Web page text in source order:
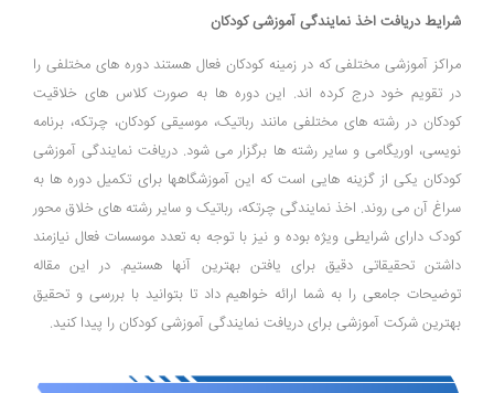
شرایط دریافت اخذ نمایندگی آموزشی کودکان
مراکز آموزشی مختلفی که در زمینه کودکان فعال هستند دوره های مختلفی را
در تقویم خود درج کرده اند. این دوره ها به صورت کلاس های خلاقیت
کودکان در رشته های مختلفی مانند رباتیک، موسیقی کودکان، چرتکه، برنامه
نویسی، اوریگامی و سایر رشته ها برگزار می شود. دریافت نمایندگی آموزشی
کودکان یکی از گزینه هایی است که این آموزشگاهها برای تکمیل دوره ها به
سراغ آن می روند. اخذ نمایندگی چرتکه، رباتیک و سایر رشته های خلاق محور
کودک دارای شرایطی ویژه بوده و نیز با توجه به تعدد موسسات فعال نیازمند
داشتن تحقیقاتی دقیق برای یافتن بهترین آنها هستیم. در این مقاله
توضیحات جامعی را به شما ارائه خواهیم داد تا بتوانید با بررسی و تحقیق
بهترین شرکت آموزشی برای دریافت نمایندگی آموزشی کودکان را پیدا کنید.